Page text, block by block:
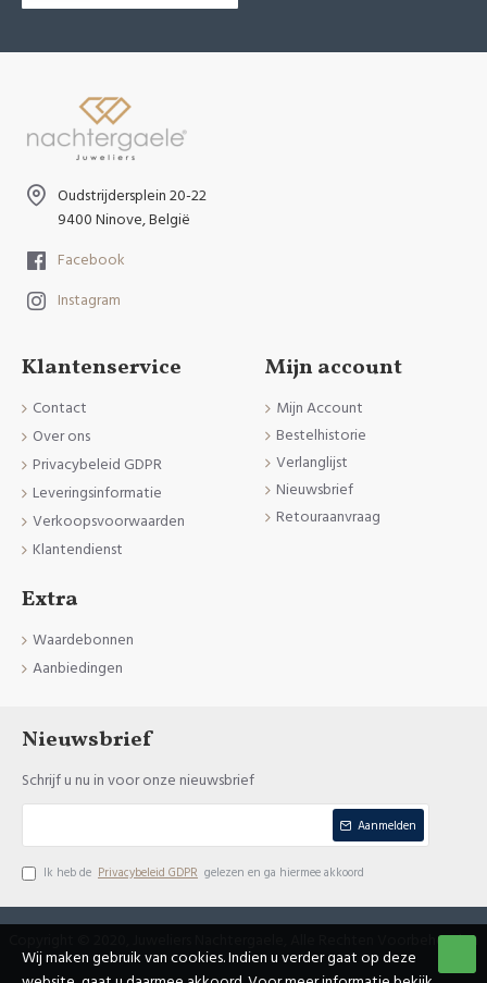
Oudstrijdersplein 20-22
9400 Ninove, België
Facebook
Instagram
Klantenservice
Contact
Over ons
Privacybeleid GDPR
Leveringsinformatie
Verkoopsvoorwaarden
Klantendienst
Mijn account
Mijn Account
Bestelhistorie
Verlanglijst
Nieuwsbrief
Retouraanvraag
Extra
Waardebonnen
Aanbiedingen
Nieuwsbrief
Schrijf u nu in voor onze nieuwsbrief
Aanmelden
Ik heb de Privacybeleid GDPR gelezen en ga hiermee akkoord
Copyright © 2020, Juweliers Nachtergaele, Alle Rechten Voorbehouden
Wij maken gebruik van cookies. Indien u verder gaat op deze